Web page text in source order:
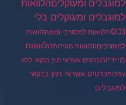
למוגבלים ומעוקליםהלוואות
למוגבלים ומעוקלים בלי
נכסהלוואות למסורבי bdi
הלוואות
למסורביםהלוואות מהירותהלוואות
מיידיותכרטיס אשראי חוץ בנקאי ללא
עמלותכרטיס אשראי חוץ בנקאי
למוגבלים